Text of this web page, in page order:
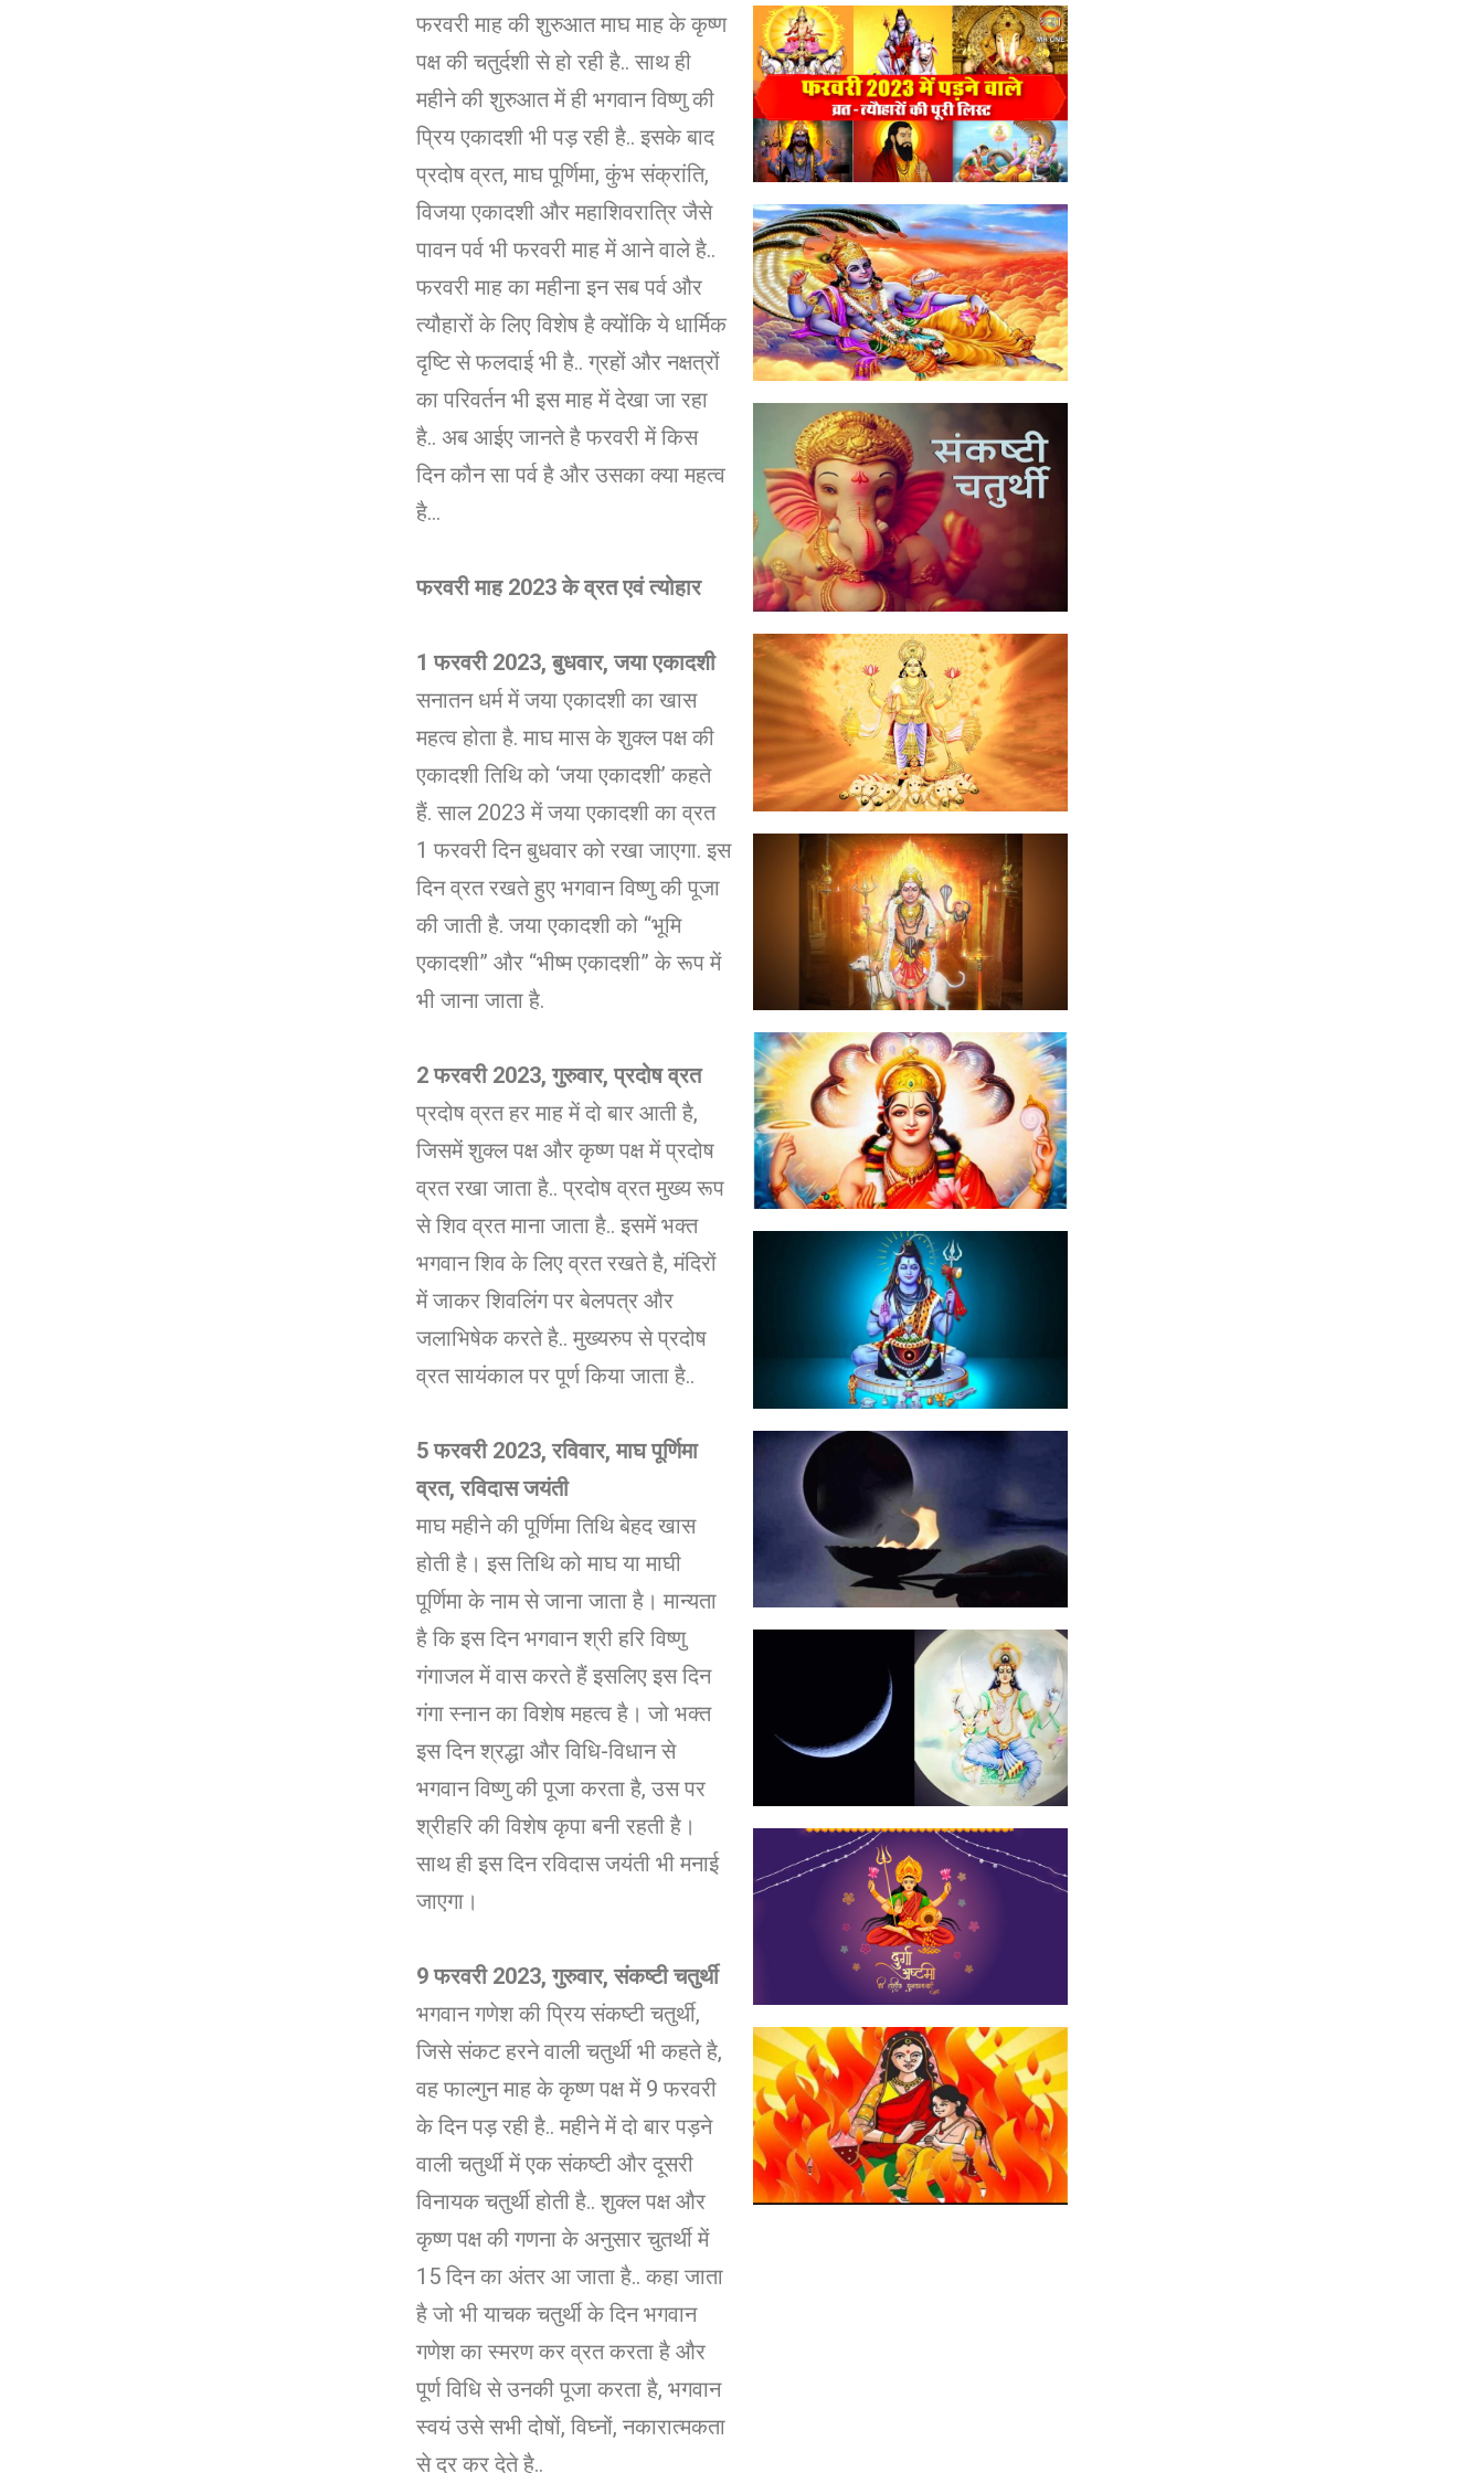
फरवरी माह की शुरुआत माघ माह के कृष्ण
पक्ष की चतुर्दशी से हो रही है.. साथ ही
महीने की शुरुआत में ही भगवान विष्णु की
प्रिय एकादशी भी पड़ रही है.. इसके बाद
प्रदोष व्रत, माघ पूर्णिमा, कुंभ संक्रांति,
विजया एकादशी और महाशिवरात्रि जैसे
पावन पर्व भी फरवरी माह में आने वाले है..
फरवरी माह का महीना इन सब पर्व और
त्यौहारों के लिए विशेष है क्योंकि ये धार्मिक
दृष्टि से फलदाई भी है.. ग्रहों और नक्षत्रों
का परिवर्तन भी इस माह में देखा जा रहा
है.. अब आईए जानते है फरवरी में किस
दिन कौन सा पर्व है और उसका क्या महत्व
है…
फरवरी माह 2023 के व्रत एवं त्योहार
1 फरवरी 2023, बुधवार, जया एकादशी
सनातन धर्म में जया एकादशी का खास
महत्व होता है. माघ मास के शुक्ल पक्ष की
एकादशी तिथि को ‘जया एकादशी’ कहते
हैं. साल 2023 में जया एकादशी का व्रत
1 फरवरी दिन बुधवार को रखा जाएगा. इस
दिन व्रत रखते हुए भगवान विष्णु की पूजा
की जाती है. जया एकादशी को “भूमि
एकादशी” और “भीष्म एकादशी” के रूप में
भी जाना जाता है.
2 फरवरी 2023, गुरुवार, प्रदोष व्रत
प्रदोष व्रत हर माह में दो बार आती है,
जिसमें शुक्ल पक्ष और कृष्ण पक्ष में प्रदोष
व्रत रखा जाता है.. प्रदोष व्रत मुख्य रूप
से शिव व्रत माना जाता है.. इसमें भक्त
भगवान शिव के लिए व्रत रखते है, मंदिरों
में जाकर शिवलिंग पर बेलपत्र और
जलाभिषेक करते है.. मुख्यरुप से प्रदोष
व्रत सायंकाल पर पूर्ण किया जाता है..
5 फरवरी 2023, रविवार, माघ पूर्णिमा
व्रत, रविदास जयंती
माघ महीने की पूर्णिमा तिथि बेहद खास
होती है। इस तिथि को माघ या माघी
पूर्णिमा के नाम से जाना जाता है। मान्‍यता
है कि इस दिन भगवान श्री हर‍ि विष्‍णु
गंगाजल में वास करते हैं इसलिए इस दिन
गंगा स्‍नान का विशेष महत्‍व है। जो भक्त
इस दिन श्रद्धा और विधि-विधान से
भगवान विष्णु की पूजा करता है, उस पर
श्रीहरि की विशेष कृपा बनी रहती है।
साथ ही इस दिन रविदास जयंती भी मनाई
जाएगा।
9 फरवरी 2023, गुरुवार, संकष्टी चतुर्थी
भगवान गणेश की प्रिय संकष्टी चतुर्थी,
जिसे संकट हरने वाली चतुर्थी भी कहते है,
वह फाल्गुन माह के कृष्ण पक्ष में 9 फरवरी
के दिन पड़ रही है.. महीने में दो बार पड़ने
वाली चतुर्थी में एक संकष्टी और दूसरी
विनायक चतुर्थी होती है.. शुक्ल पक्ष और
कृष्ण पक्ष की गणना के अनुसार चुतर्थी में
15 दिन का अंतर आ जाता है.. कहा जाता
है जो भी याचक चतुर्थी के दिन भगवान
गणेश का स्मरण कर व्रत करता है और
पूर्ण विधि से उनकी पूजा करता है, भगवान
स्वयं उसे सभी दोषों, विघ्नों, नकारात्मकता
से दूर कर देते है..